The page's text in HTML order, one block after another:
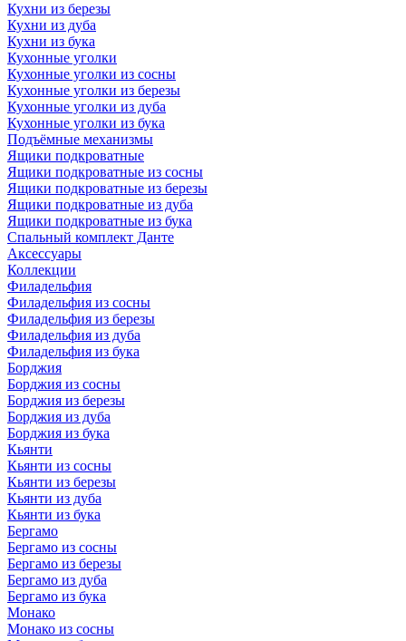
Кухни из березы
Кухни из дуба
Кухни из бука
Кухонные уголки
Кухонные уголки из сосны
Кухонные уголки из березы
Кухонные уголки из дуба
Кухонные уголки из бука
Подъёмные механизмы
Ящики подкроватные
Ящики подкроватные из сосны
Ящики подкроватные из березы
Ящики подкроватные из дуба
Ящики подкроватные из бука
Спальный комплект Данте
Аксессуары
Коллекции
Филадельфия
Филадельфия из сосны
Филадельфия из березы
Филадельфия из дуба
Филадельфия из бука
Борджия
Борджия из сосны
Борджия из березы
Борджия из дуба
Борджия из бука
Кьянти
Кьянти из сосны
Кьянти из березы
Кьянти из дуба
Кьянти из бука
Бергамо
Бергамо из сосны
Бергамо из березы
Бергамо из дуба
Бергамо из бука
Монако
Монако из сосны